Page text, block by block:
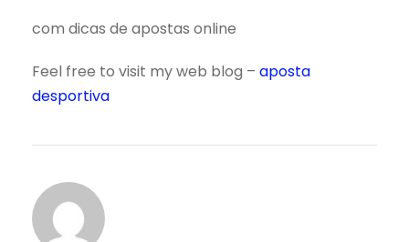
com dicas de apostas online
Feel free to visit my web blog – aposta
desportiva